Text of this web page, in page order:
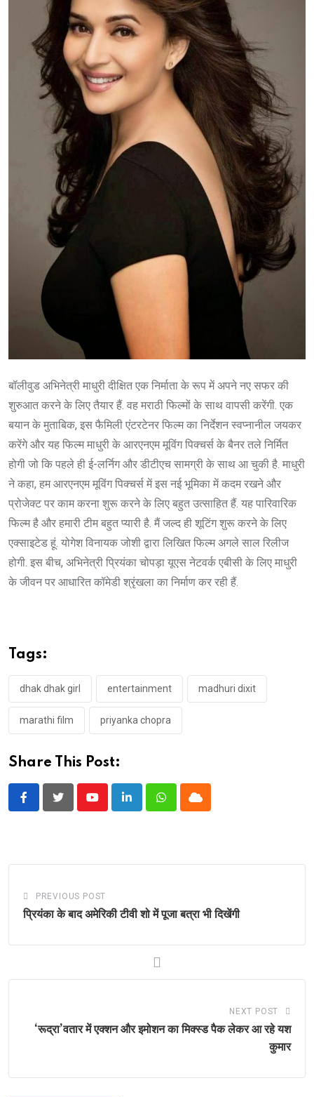
बॉलीवुड अभिनेत्री माधुरी दीक्षित एक निर्माता के रूप में अपने नए सफर की
शुरुआत करने के लिए तैयार हैं. वह मराठी फिल्मों के साथ वापसी करेंगी. एक
बयान के मुताबिक, इस फैमिली एंटरटेनर फिल्म का निर्देशन स्वप्नानील जयकर
करेंगे और यह फिल्म माधुरी के आरएनएम मूविंग पिक्चर्स के बैनर तले निर्मित
होगी जो कि पहले ही ई-लर्निग और डीटीएच सामग्री के साथ आ चुकी है. माधुरी
ने कहा, हम आरएनएम मूविंग पिक्चर्स में इस नई भूमिका में कदम रखने और
प्रोजेक्ट पर काम करना शुरू करने के लिए बहुत उत्साहित हैं. यह पारिवारिक
फिल्म है और हमारी टीम बहुत प्यारी है. मैं जल्द ही शूटिंग शुरू करने के लिए
एक्साइटेड हूं. योगेश विनायक जोशी द्वारा लिखित फिल्म अगले साल रिलीज
होगी. इस बीच, अभिनेत्री प्रियंका चोपड़ा यूएस नेटवर्क एबीसी के लिए माधुरी
के जीवन पर आधारित कॉमेडी श्रृंखला का निर्माण कर रही हैं.
Tags:
dhak dhak girl entertainment madhuri dixit
marathi film priyanka chopra
Share This Post:
YoutubeLinkedInWhatsappCloud
PREVIOUS POST
प्रियंका के बाद अमेरिकी टीवी शो में पूजा बत्रा भी दिखेंगी
NEXT POST
‘रूद्रा’वतार में एक्शन और इमोशन का मिक्स्ड पैक लेकर आ रहे यश
कुमार